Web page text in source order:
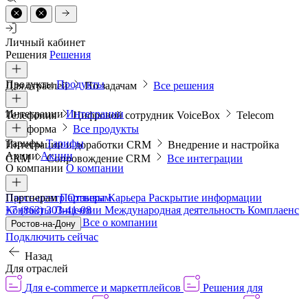
Личный кабинет
Решения Решения
Для отраслей По задачам Все решения
ПродуктыПродукты
Телефония Цифровой сотрудник VoiceBox
Telecom
платформа
Все продукты
ИнтеграцииИнтеграции
Интеграции и доработки CRM
Внедрение и настройка
CRM
Сопровождение CRM Все интеграции
ТарифыТарифы
АкцииАкции
О компании О компании
Пресс-центрОтзывыКарьера Раскрытие информации
КонтактыЛицензии Международная деятельность Комплаенс
и деловая этикаВсе о компании
ПартнерамПартнерам
+7 (863) 303-41-08
Ростов-на-Дону
Подключить сейчас
Назад
Для отраслей
Для e-commerce и маркетплейсов
Решения для